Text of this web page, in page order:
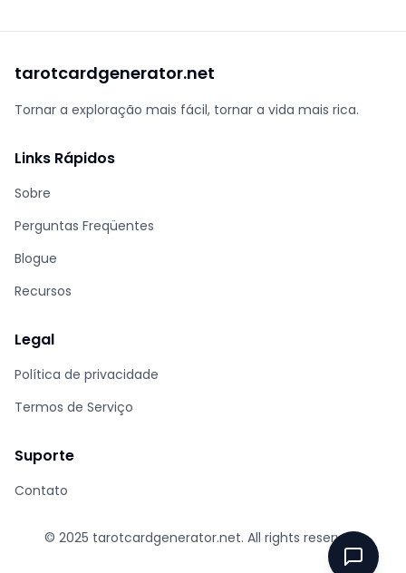
tarotcardgenerator.net
Tornar a exploração mais fácil, tornar a vida mais rica.
Links Rápidos
Sobre
Perguntas Freqüentes
Blogue
Recursos
Legal
Política de privacidade
Termos de Serviço
Suporte
Contato
© 2025 tarotcardgenerator.net. All rights reserved.